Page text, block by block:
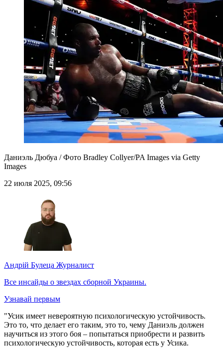
Даниэль Дюбуа / Фото Bradley Collyer/PA Images via Getty
Images
22 июля 2025, 09:56
Андрій Булеца Журналист
Все инсайды о звездах сборной Украины.
Узнавай первым
"Усик имеет невероятную психологическую устойчивость.
Это то, что делает его таким, это то, чему Даниэль должен
научиться из этого боя – попытаться приобрести и развить
психологическую устойчивость, которая есть у Усика.